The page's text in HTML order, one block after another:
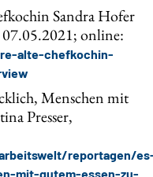
Sandra Hofer
online:
alte-chefkochin-
Menschen mit
Presser,
reportagen/
mit-gutem-essen-zu-